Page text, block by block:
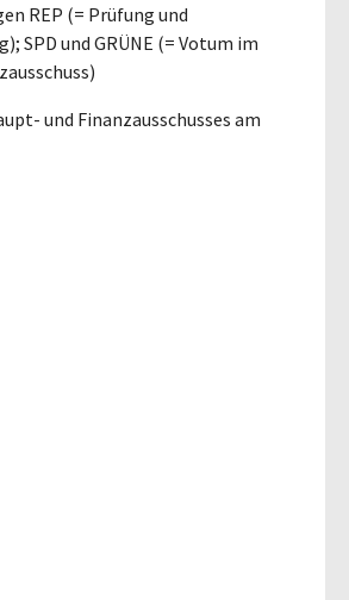
REP (= Prüfung und
SPD und GRÜNE (= Votum im
und Finanzausschusses am